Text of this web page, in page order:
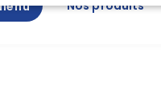
menu Nos produits